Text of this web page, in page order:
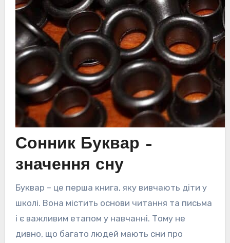
Сонник Буквар –
значення сну
Буквар – це перша книга, яку вивчають діти у
школі. Вона містить основи читання та письма
і є важливим етапом у навчанні. Тому не
дивно, що багато людей мають сни про